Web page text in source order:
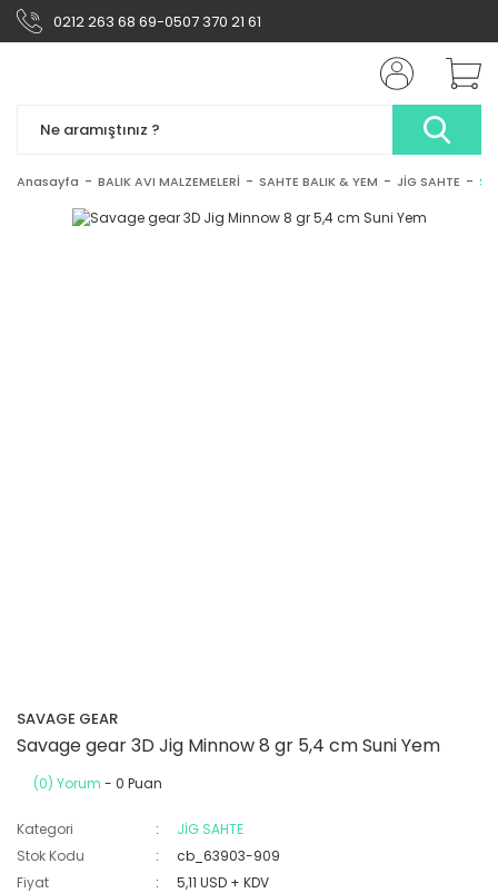
0212 263 68 69-0507 370 21 61
Anasayfa BALIK AVI MALZEMELERİ SAHTE BALIK & YEM JİG SAHTE
SAVAGE GEAR
Savage gear 3D Jig Minnow 8 gr 5,4 cm Suni Yem
(0) Yorum - 0 Puan
Kategori
JİG SAHTE
Stok Kodu
cb_63903-909
Fiyat
5,11 USD + KDV